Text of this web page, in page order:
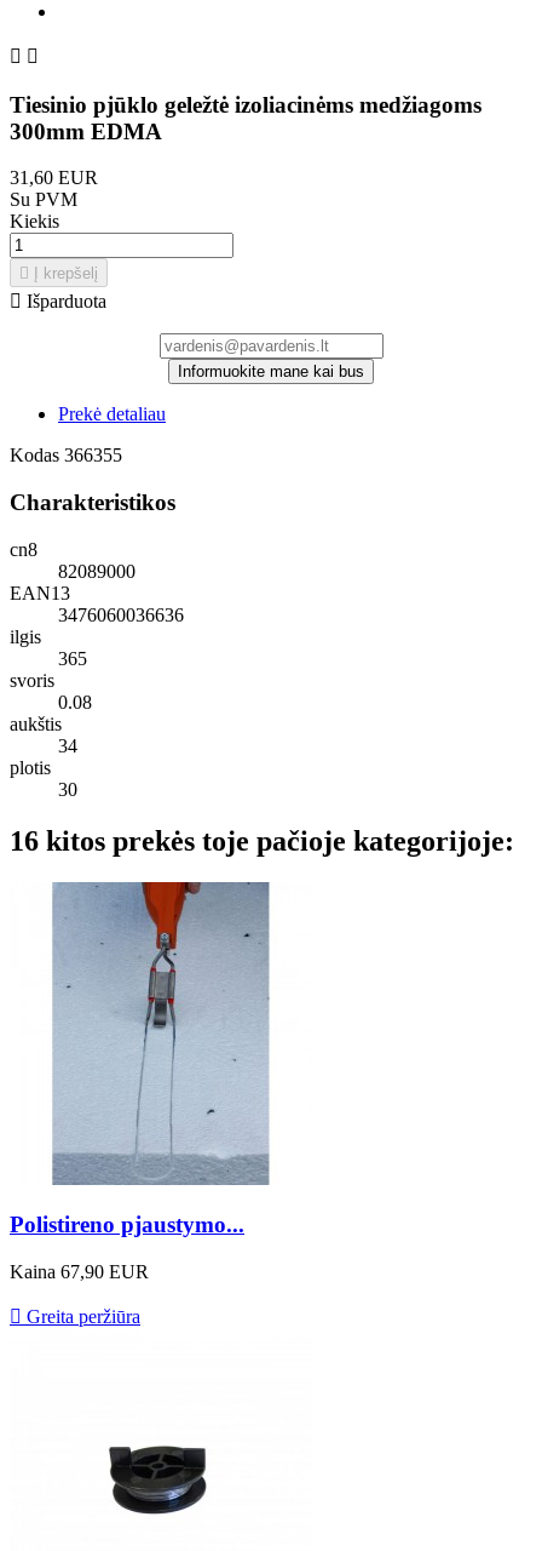
 
Tiesinio pjūklo geležtė izoliacinėms medžiagoms
300mm EDMA
31,60 EUR
Su PVM
Kiekis
 Į krepšelį
 Išparduota
Informuokite mane kai bus
Prekė detaliau
Kodas 366355
Charakteristikos
cn8
82089000
EAN13
3476060036636
ilgis
365
svoris
0.08
aukštis
34
plotis
30
16 kitos prekės toje pačioje kategorijoje:
Polistireno pjaustymo...
Kaina 67,90 EUR
 Greita peržiūra